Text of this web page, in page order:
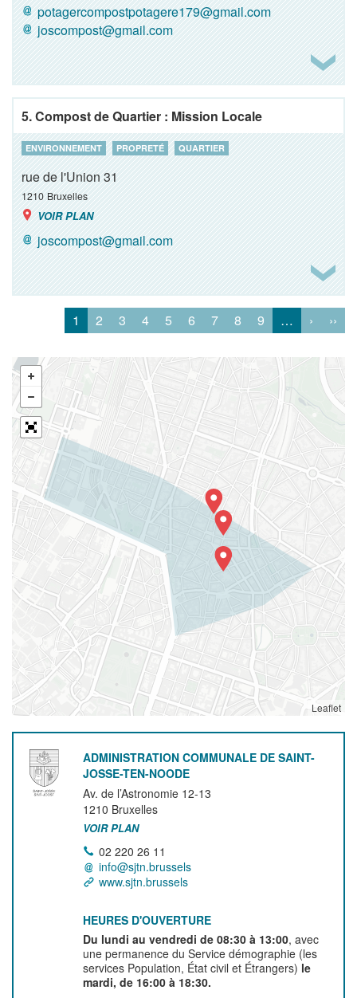
potagercompostpotagere179@gmail.com
joscompost@gmail.com
5. Compost de Quartier : Mission Locale
ENVIRONNEMENT PROPRETÉ QUARTIER
rue de l'Union 31
1210 Bruxelles
VOIR PLAN
joscompost@gmail.com
1 2 3 4 5 6 7 8 9 … › ››
Leaflet
ADMINISTRATION COMMUNALE DE SAINT-
JOSSE-TEN-NOODE
Av. de l’Astronomie 12-13
1210 Bruxelles
VOIR PLAN
02 220 26 11
info@sjtn.brussels
www.sjtn.brussels
HEURES D'OUVERTURE
Du lundi au vendredi de 08:30 à 13:00, avec
une permanence du Service démographie (les
services Population, État civil et Étrangers) le
mardi, de 16:00 à 18:30.